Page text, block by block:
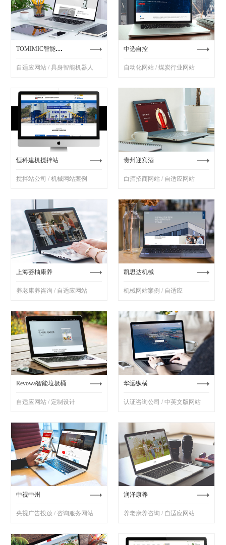
TOMIMIC智能机器人
自适应网站 / 具身智能机器人
中选自控
自动化网站 / 煤炭行业网站
恒科建机搅拌站
搅拌站公司 / 机械网站案例
贵州迎宾酒
白酒招商网站 / 自适应网站
上海荟柚康养
养老康养咨询 / 自适应网站
凯思达机械
机械网站案例 / 自适应
Revowa智能垃圾桶
自适应网站 / 定制设计
华远纵横
认证咨询公司 / 中英文版网站
中视中州
央视广告投放 / 咨询服务网站
润泽康养
养老康养咨询 / 自适应网站